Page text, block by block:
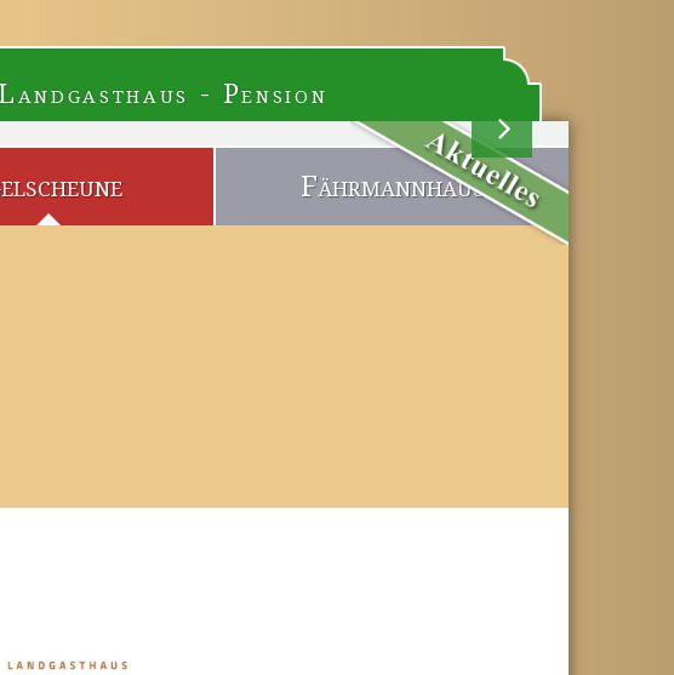
- Pension
Fährmannhaus